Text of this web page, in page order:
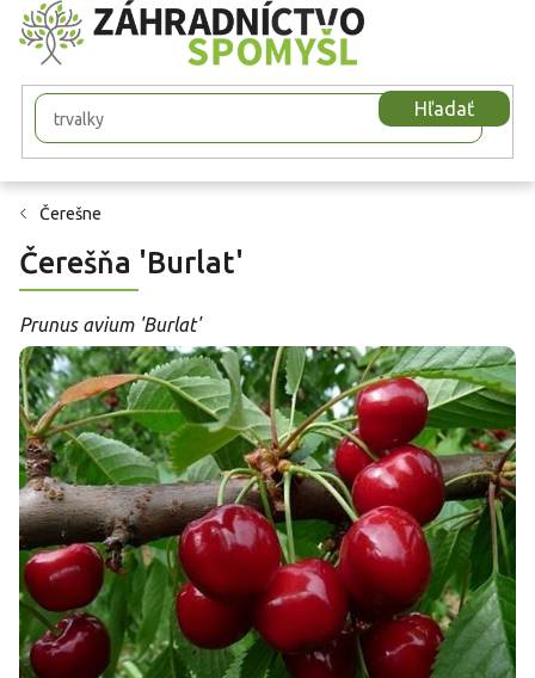
Prejsť
na
obsah
Hľadať
Čerešne
Čerešňa 'Burlat'
Prunus avium 'Burlat'